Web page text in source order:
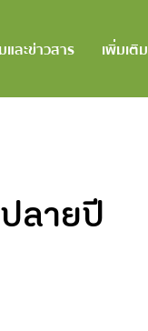
ละข่าวสาร เพิ่มเติม
ลายปี